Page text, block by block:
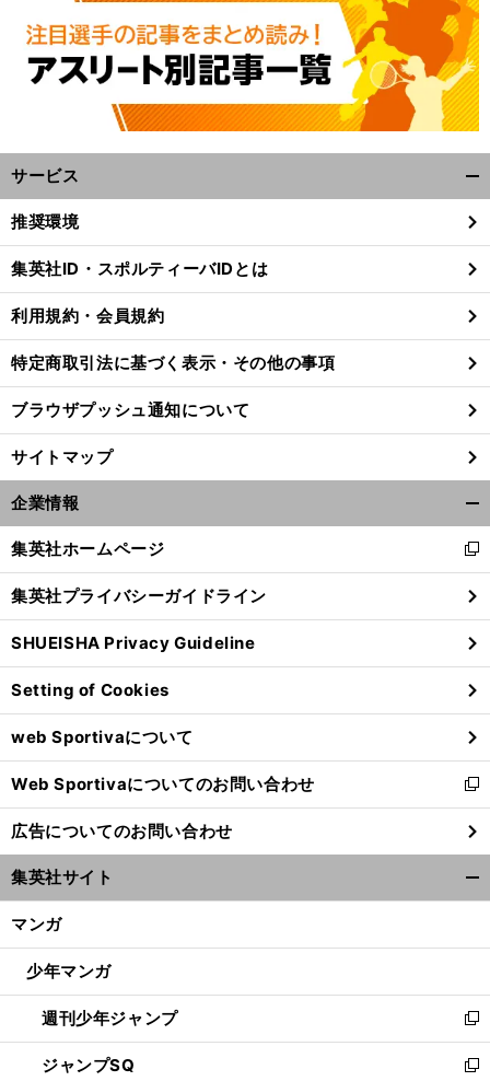
顔
、
２
笑
）
」
・
・
サービス
閉
る
推奨環境
集英社ID・スポルティーバIDとは
利用規約・会員規約
特定商取引法に基づく表示・その他の事項
ブラウザプッシュ通知について
サイトマップ
企業情報
閉
る
集英社ホームページ
新
し
い
ウ
ィ
ン
ド
ウ
で
開
く
集英社プライバシーガイドライン
SHUEISHA Privacy Guideline
Setting of Cookies
web Sportivaについて
Web Sportivaについてのお問い合わせ
新
し
い
ウ
ィ
ン
ウ
開
く
広告についてのお問い合わせ
集英社サイト
マンガ
少年マンガ
週刊少年ジャンプ
新
し
い
ジャンプSQ
新